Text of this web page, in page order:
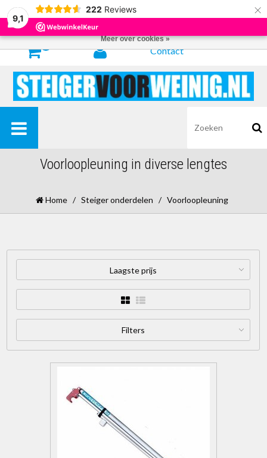
9,1
222 Reviews ×
Contact
Voorloopleuning in diverse lengtes
Home / Steiger onderdelen / Voorloopleuning
Laagste prijs
Filters
Door het gebruiken van onze website, ga je akkoord met het gebruik van
cookies om onze website te verbeteren.
Meer over cookies »